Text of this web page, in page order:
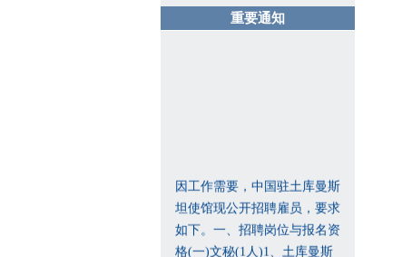
重要通知
因工作需要，中国驻土库曼斯
坦使馆现公开招聘雇员，要求
如下。一、招聘岗位与报名资
格(一)文秘(1人)1、土库曼斯